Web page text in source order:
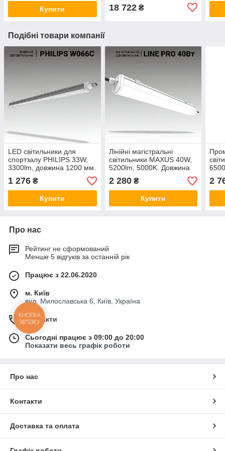
Купити 18 722₴
Подібні товари компанії
LED світильники для
спортзалу PHILIPS 33W,
3300lm, довжина 1200 мм.
Лінійні світильники для
шкільного спортзалу
1 276 ₴
Купити
Лінійні магістральні
світильники MAXUS 40W,
5200lm, 5000K. Довжина
1200 мм. LED світильники
для спортзалу
2 280₴
Купити
2
Про нас
Рейтинг не сформований
Менше 5 відгуків за останній рік
Працює з 22.06.2020
м. Київ
вул. Милославська 6, Київ, Україна
Контакти
Сьогодні працює з 09:00 до 20:00
Показати весь графік роботи
Про нас
Контакти
Доставка та оплата
КНОПКА
ЗВ'ЯЗКУ